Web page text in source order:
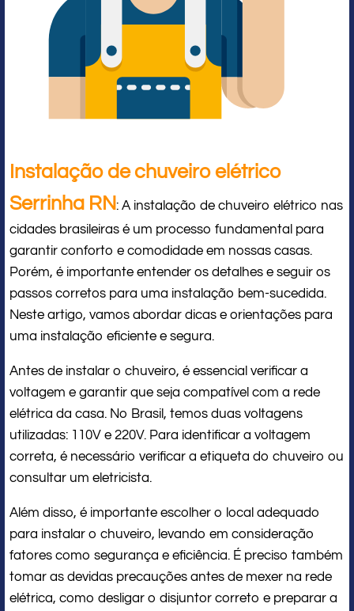
Instalação de chuveiro elétrico
Serrinha RN: A instalação de chuveiro elétrico nas
cidades brasileiras é um processo fundamental para
garantir conforto e comodidade em nossas casas.
Porém, é importante entender os detalhes e seguir os
passos corretos para uma instalação bem-sucedida.
Neste artigo, vamos abordar dicas e orientações para
uma instalação eficiente e segura.
Antes de instalar o chuveiro, é essencial verificar a
voltagem e garantir que seja compatível com a rede
elétrica da casa. No Brasil, temos duas voltagens
utilizadas: 110V e 220V. Para identificar a voltagem
correta, é necessário verificar a etiqueta do chuveiro ou
consultar um eletricista.
Além disso, é importante escolher o local adequado
para instalar o chuveiro, levando em consideração
fatores como segurança e eficiência. É preciso também
tomar as devidas precauções antes de mexer na rede
elétrica, como desligar o disjuntor correto e preparar a